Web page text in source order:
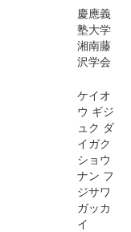
慶應義
塾大学
湘南藤
沢学会
ケイオ
ウ ギジ
ュク ダ
イガク
ショウ
ナン フ
ジサワ
ガッカ
イ